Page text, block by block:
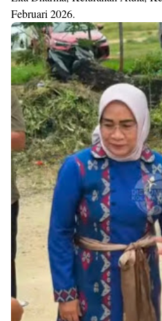
Februari 2026.